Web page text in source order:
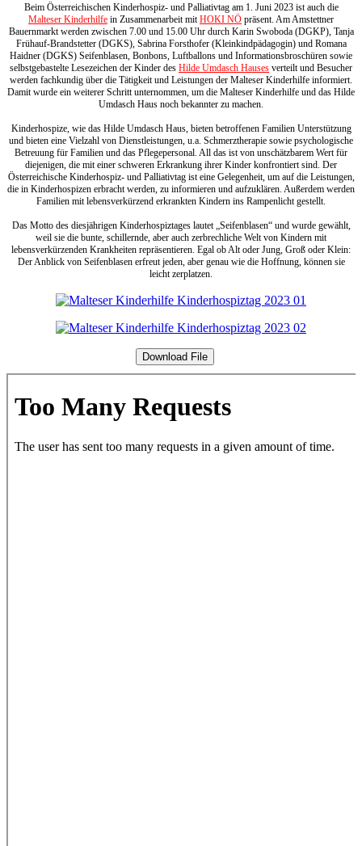
Beim Österreichischen Kinderhospiz- und Palliativtag am 1. Juni 2023 ist auch die
Malteser Kinderhilfe in Zusammenarbeit mit HOKI NÖ präsent. Am Amstettner
Bauernmarkt werden zwischen 7.00 und 15.00 Uhr durch Karin Swoboda (DGKP), Tanja
Frühauf-Brandstetter (DGKS), Sabrina Forsthofer (Kleinkindpädagogin) und Romana
Haidner (DGKS) Seifenblasen, Bonbons, Luftballons und Informationsbroschüren sowie
selbstgebastelte Lesezeichen der Kinder des Hilde Umdasch Hauses verteilt und Besucher
werden fachkundig über die Tätigkeit und Leistungen der Malteser Kinderhilfe informiert.
Damit wurde ein weiterer Schritt unternommen, um die Malteser Kinderhilfe und das Hilde
Umdasch Haus noch bekannter zu machen.
Kinderhospize, wie das Hilde Umdasch Haus, bieten betroffenen Familien Unterstützung
und bieten eine Vielzahl von Dienstleistungen, u.a. Schmerztherapie sowie psychologische
Betreuung für Familien und das Pflegepersonal. All das ist von unschätzbarem Wert für
diejenigen, die mit einer schweren Erkrankung ihrer Kinder konfrontiert sind. Der
Österreichische Kinderhospiz- und Palliativtag ist eine Gelegenheit, um auf die Leistungen,
die in Kinderhospizen erbracht werden, zu informieren und aufzuklären. Außerdem werden
Familien mit lebensverkürzend erkrankten Kindern ins Rampenlicht gestellt.
Das Motto des diesjährigen Kinderhospiztages lautet „Seifenblasen“ und wurde gewählt,
weil sie die bunte, schillernde, aber auch zerbrechliche Welt von Kindern mit
lebensverkürzenden Krankheiten repräsentieren. Egal ob Alt oder Jung, Groß oder Klein:
Der Anblick von Seifenblasen erfreut jeden, aber genau wie die Hoffnung, können sie
leicht zerplatzen.
Download File